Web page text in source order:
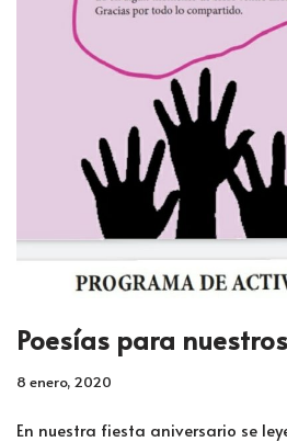
Poesías para
8 enero, 2020
En nuestra fiesta aniversario se